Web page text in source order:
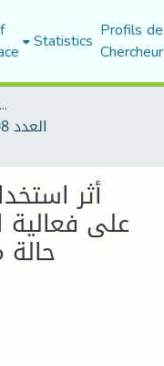
Statistics Profils
Scientific Journals of M'Sila University
العدد 08
أثر
على فعالية